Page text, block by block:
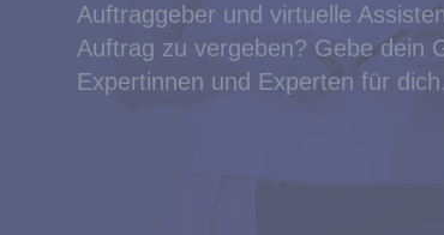
Auftraggeber und virtuelle
Auftrag zu vergeben? Gebe dein
Expertinnen und Experten für dich.